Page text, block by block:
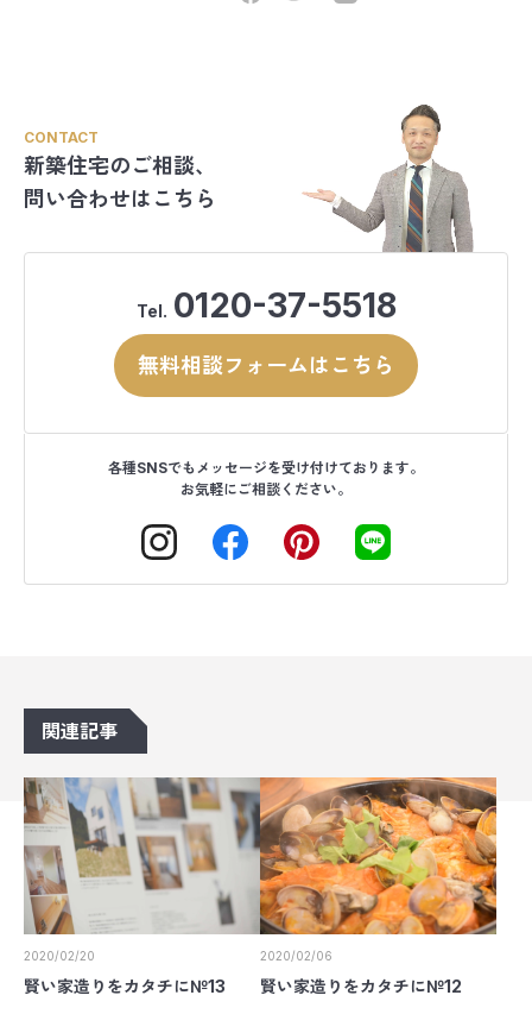
CONTACT
新築住宅のご相談、
問い合わせはこちら
Tel. 0120-37-5518
無料相談フォームはこちら
各種SNSでもメッセージを受け付けております。
お気軽にご相談ください。
関連記事
2020/02/20
賢い家造りをカタチに№13
2020/02/06
賢い家造りをカタチに№12